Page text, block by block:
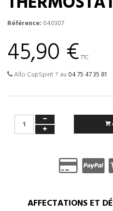
Référence: 040307
45,90 € TTC
Allo CupSpirit ? au 04 75 47 35 81
AFFECTATIONS ET